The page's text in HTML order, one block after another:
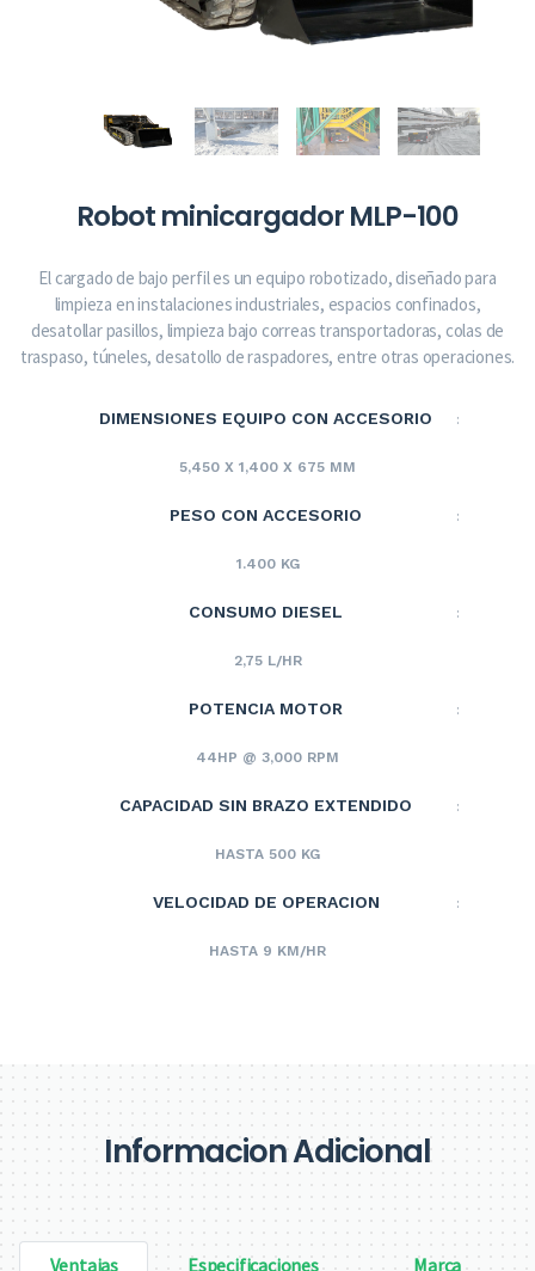
Robot minicargador MLP-100
El cargado de bajo perfil es un equipo robotizado, diseñado para
limpieza en instalaciones industriales, espacios confinados,
desatollar pasillos, limpieza bajo correas transportadoras, colas de
traspaso, túneles, desatollo de raspadores, entre otras operaciones.
DIMENSIONES EQUIPO CON ACCESORIO :
5,450 X 1,400 X 675 MM
PESO CON ACCESORIO :
1.400 KG
CONSUMO DIESEL :
2,75 L/HR
POTENCIA MOTOR :
44HP @ 3,000 RPM
CAPACIDAD SIN BRAZO EXTENDIDO :
HASTA 500 KG
VELOCIDAD DE OPERACION :
HASTA 9 KM/HR
Informacion Adicional
Ventajas Especificaciones Marca